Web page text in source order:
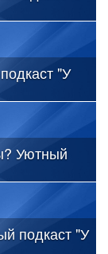
"У
Уютный
подкаст "У